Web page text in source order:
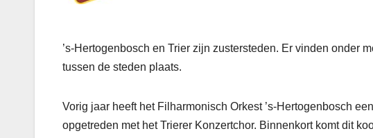
’s-Hertogenbosch en Trier zijn zustersteden. Er vinden onder
tussen de steden plaats.
Vorig jaar heeft het Filharmonisch Orkest ’s-Hertogenbosch
opgetreden met het Trierer Konzertchor. Binnenkort komt dit